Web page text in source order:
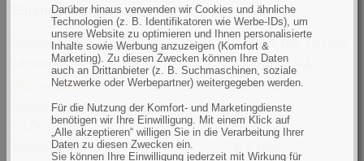
Darüber hinaus verwenden wir Cookies und ähnliche
Technologien (z. B. Identifikatoren wie Werbe-IDs), um
unsere Website zu optimieren und Ihnen personalisierte
Inhalte sowie Werbung anzuzeigen (Komfort &
Marketing). Zu diesen Zwecken können Ihre Daten
auch an Drittanbieter (z. B. Suchmaschinen, soziale
Netzwerke oder Werbepartner) weitergegeben werden.
Für die Nutzung der Komfort- und Marketingdienste
benötigen wir Ihre Einwilligung. Mit einem Klick auf
„Alle akzeptieren“ willigen Sie in die Verarbeitung Ihrer
Daten zu diesen Zwecken ein.
Sie können Ihre Einwilligung jederzeit mit Wirkung für
Eigenschaften
Sphären:
-9,00D bis +6,00D
Material:
Senofilcon A
Wassergehalt
38.00%
Sauerstoffdurchlässigkeit (DK/t bei
-3.00dpt):
121
Basiskurve: